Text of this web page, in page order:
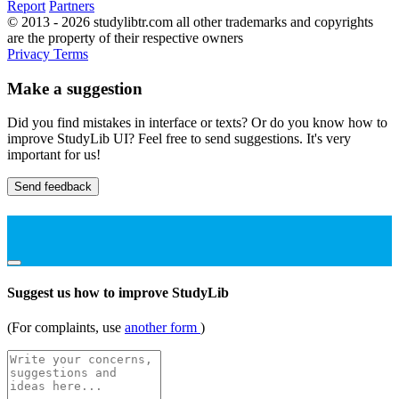
Report Partners
© 2013 - 2026 studylibtr.com all other trademarks and copyrights
are the property of their respective owners
Privacy Terms
Make a suggestion
Did you find mistakes in interface or texts? Or do you know how to
improve StudyLib UI? Feel free to send suggestions. It's very
important for us!
Send feedback
Suggest us how to improve StudyLib
(For complaints, use another form )